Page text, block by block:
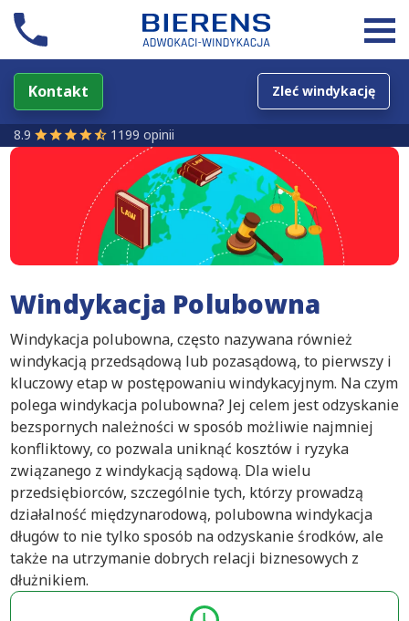
Kontakt Zleć windykację
8.9 1199 opinii
Windykacja Polubowna
Windykacja polubowna, często nazywana również
windykacją przedsądową lub pozasądową, to pierwszy i
kluczowy etap w postępowaniu windykacyjnym. Na czym
polega windykacja polubowna? Jej celem jest odzyskanie
bezspornych należności w sposób możliwie najmniej
konfliktowy, co pozwala uniknąć kosztów i ryzyka
związanego z windykacją sądową. Dla wielu
przedsiębiorców, szczególnie tych, którzy prowadzą
działalność międzynarodową, polubowna windykacja
długów to nie tylko sposób na odzyskanie środków, ale
także na utrzymanie dobrych relacji biznesowych z
dłużnikiem.